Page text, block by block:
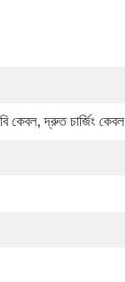
কেবল, দ্রুত চার্জিং কেবল